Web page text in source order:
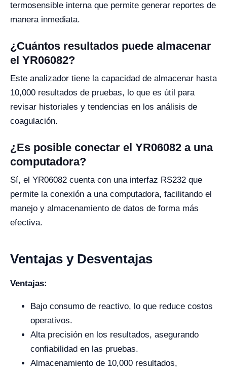
termosensible interna que permite generar reportes de
manera inmediata.
¿Cuántos resultados puede almacenar
el YR06082?
Este analizador tiene la capacidad de almacenar hasta
10,000 resultados de pruebas, lo que es útil para
revisar historiales y tendencias en los análisis de
coagulación.
¿Es posible conectar el YR06082 a una
computadora?
Sí, el YR06082 cuenta con una interfaz RS232 que
permite la conexión a una computadora, facilitando el
manejo y almacenamiento de datos de forma más
efectiva.
Ventajas y Desventajas
Ventajas:
Bajo consumo de reactivo, lo que reduce costos
operativos.
Alta precisión en los resultados, asegurando
confiabilidad en las pruebas.
Almacenamiento de 10,000 resultados,